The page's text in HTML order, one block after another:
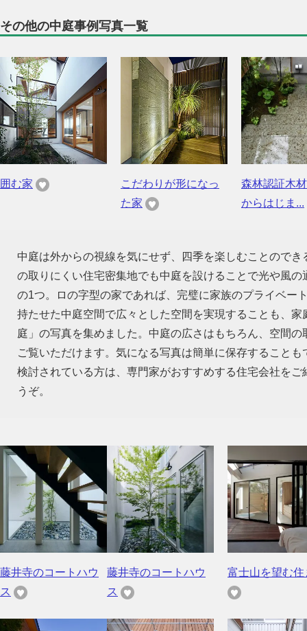
その他の中庭事例写真一覧
囲む家
こだわりが形になっ
た家
森林認証木
からはじま...
中庭は外からの視線を気にせず、四季を楽しむことので
の取りにくい住宅密集地でも中庭を設けることで光や風
の1つ。ロの字型の家であれば、完璧に家族のプライベー
持たせた中庭空間で広々とした空間を実現することも、
庭」の写真を集めました。中庭の広さはもちろん、空間
ご覧いただけます。気になる写真は簡単に保存すること
検討されている方は、専門家がおすすめする住宅会社を
うぞ。
藤井寺のコートハウ
ス
藤井寺のコートハウ
ス
富士山を望む住